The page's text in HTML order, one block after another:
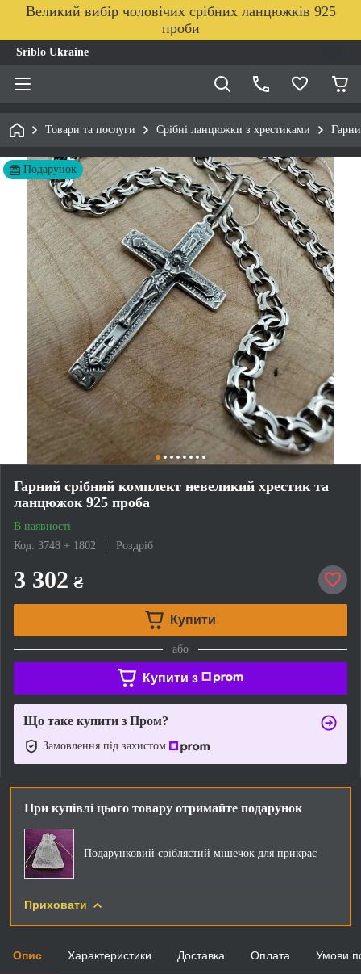
Великий вибір чоловічих срібних ланцюжків 925
проби
Sriblo Ukraine
Товари та послуги Срібні ланцюжки з хрестиками
Подарунок
Гарний срібний комплект невеликий хрестик та
ланцюжок 925 проба
В наявності
Код: 3748 + 1802
Роздріб
3 302 ₴
Купити
або
Купити з
Що таке купити з Пром?
Замовлення під захистом
При купівлі цього товару отримайте подарунок
Подарунковий сріблястий мішечок для прикрас
Приховати
Опис Характеристики Доставка Оплата Умови